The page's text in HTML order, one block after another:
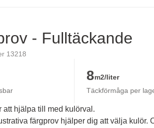
- Fulltäckande
13218
8m2/liter
Täckförmåga per
att hjälpa till med kulörval.
färgprov hjälper dig att välja kulör.